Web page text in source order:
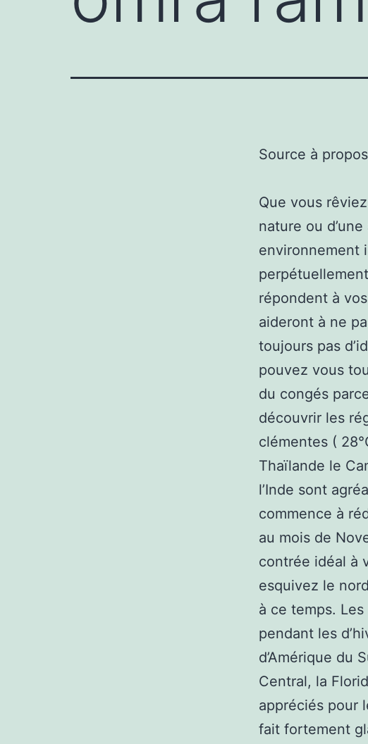
Source à
Que vous
nature ou
environnement
répondent à
aideront à ne
toujours pas
pouvez vous
du congés
découvrir les
clémentes (
Thaïlande le
l’Inde sont
commence à
au mois de
contrée idéal à
esquivez le
à ce temps.
pendant les
d’Amérique du
Central, la
appréciés pour
fait fortement